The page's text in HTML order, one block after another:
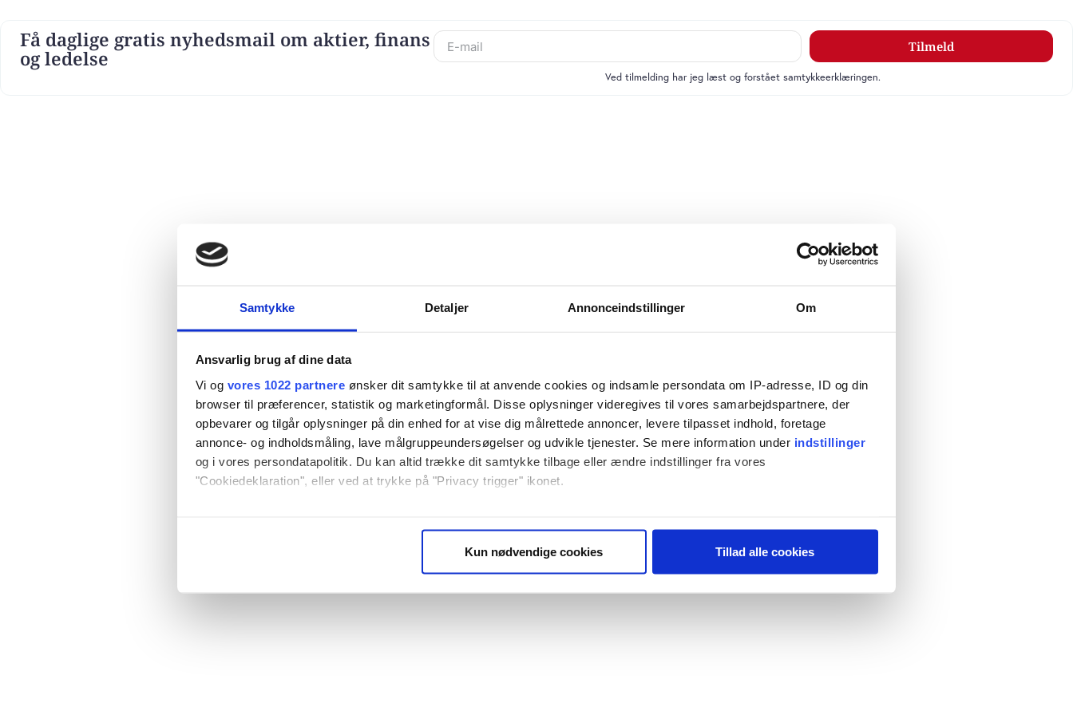
Samtykke Detaljer Annonceindstillinger Om
Ansvarlig brug af dine data
Vi og vores 1022 partnere ønsker dit samtykke til at anvende cookies og indsamle persondata om IP-adresse, ID og din
browser til præferencer, statistik og marketingformål. Disse oplysninger videregives til vores samarbejdspartnere, der
opbevarer og tilgår oplysninger på din enhed for at vise dig målrettede annoncer, levere tilpasset indhold, foretage
annonce- og indholdsmåling, lave målgruppeundersøgelser og udvikle tjenester. Se mere information under indstillinger
og i vores persondatapolitik. Du kan altid trække dit samtykke tilbage eller ændre indstillinger fra vores
"Cookiedeklaration", eller ved at trykke på "Privacy trigger" ikonet.
Identificere din enhed baseret på en scanning af dens unikke karakteristika (fingerprinting)
Kun nødvendige cookies Tillad alle cookies
Få daglige gratis nyhedsmail om aktier, finans
og ledelse
Tilmeld
Ved tilmelding har jeg læst og forstået samtykkeerklæringen.